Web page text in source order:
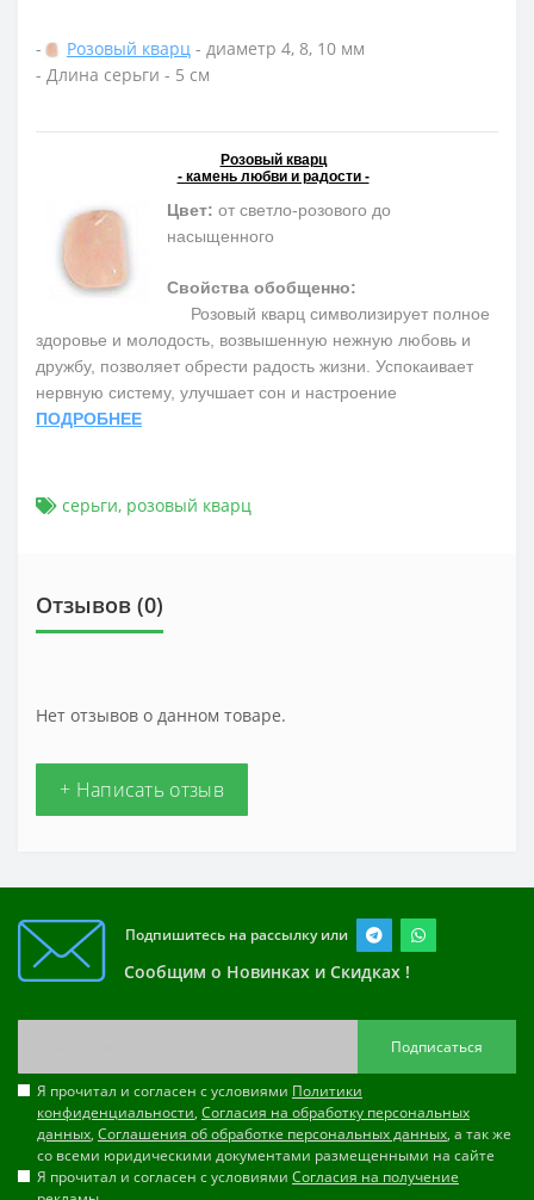
- Розовый кварц - диаметр 4, 8, 10 мм
- Длина серьги - 5 см
Розовый кварц
- камень любви и радости -
Цвет: от светло-розового до
насыщенного
Свойства обобщенно:
Розовый кварц символизирует полное
здоровье и молодость, возвышенную нежную любовь и
дружбу, позволяет обрести радость жизни. Успокаивает
нервную систему, улучшает сон и настроение
ПОДРОБНЕЕ
серьги, розовый кварц
Отзывов (0)
Нет отзывов о данном товаре.
+ Написать отзыв
Подпишитесь на рассылку или
Сообщим о Новинках и Скидках !
Подписаться
Я прочитал и согласен с условиями Политики
конфиденциальности, Согласия на обработку персональных
данных, Соглашения об обработке персональных данных, а так же
со всеми юридическими документами размещенными на сайте
Я прочитал и согласен с условиями Согласия на получение